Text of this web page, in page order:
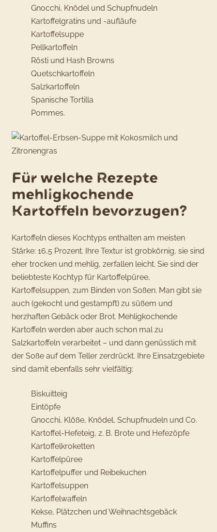
Gnocchi, Knödel und Schupfnudeln
Kartoffelgratins und -aufläufe
Kartoffelsuppe
Pellkartoffeln
Rösti und Hash Browns
Quetschkartoffeln
Salzkartoffeln
Spanische Tortilla
Pommes.
Für welche Rezepte
mehligkochende
Kartoffeln bevorzugen?
Kartoffeln dieses Kochtyps enthalten am meisten
Stärke: 16,5 Prozent. Ihre Textur ist grobkörnig, sie sind
eher trocken und mehlig, zerfallen leicht. Sie sind der
beliebteste Kochtyp für Kartoffelpüree,
Kartoffelsuppen, zum Binden von Soßen. Man gibt sie
auch (gekocht und gestampft) zu süßem und
herzhaften Gebäck oder Brot. Mehligkochende
Kartoffeln werden aber auch schon mal zu
Salzkartoffeln verarbeitet – und dann genüsslich mit
der Soße auf dem Teller zerdrückt. Ihre Einsatzgebiete
sind damit ebenfalls sehr vielfältig:
Biskuitteig
Eintöpfe
Gnocchi, Klöße, Knödel, Schupfnudeln und Co.
Kartoffel-Hefeteig, z. B. Brote und Hefezöpfe
Kartoffelkroketten
Kartoffelpüree
Kartoffelpuffer und Reibekuchen
Kartoffelsuppen
Kartoffelwaffeln
Kekse, Plätzchen und Weihnachtsgebäck
Muffins